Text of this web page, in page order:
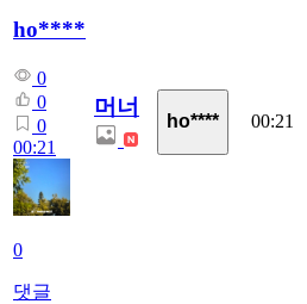
ho****
0
0
0
00:21
0
댓글
머너
ho**** 00:21